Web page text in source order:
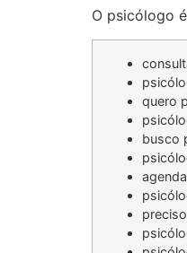
O psicólogo
quero
busco